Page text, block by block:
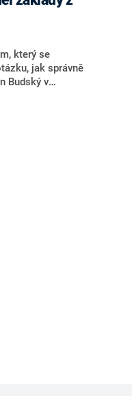
který se
jak správně
Budský v
základy,
jak ideálně